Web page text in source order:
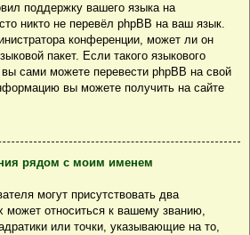
поддержку вашего языка на
никто не перевёл phpBB на ваш язык.
конференции, может ли он
пакет. Если такого языкового
сами можете перевести phpBB на свой
вы можете получить на сайте
рядом с моим именем
могут присутствовать два
может относиться к вашему званию,
или точки, указывающие на то,